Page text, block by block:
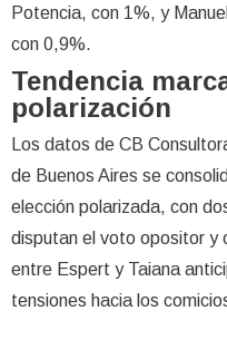
Potencia, con 1%, y
con 0,9%.
Tendencia
polarización
Los datos de CB
de Buenos Aires se
elección polarizada, con
disputan el voto opositor y
entre Espert y Taiana
tensiones hacia los